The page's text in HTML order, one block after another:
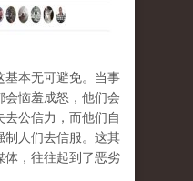
基本无可避免。当事
会恼羞成怒，他们会
公信力，而他们自
制人们去信服。这其
体，往往起到了恶劣